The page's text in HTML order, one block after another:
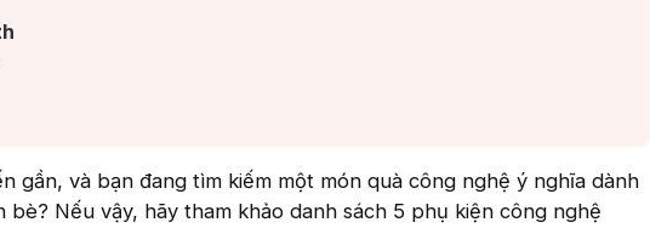
gần, và bạn đang tìm kiếm một món quà công nghệ ý nghĩa dành
bè? Nếu vậy, hãy tham khảo danh sách 5 phụ kiện công nghệ